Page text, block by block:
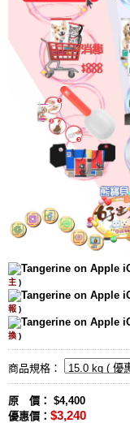
主 )
報 )
換 )
商品規格：
原 價： $4,400
優惠價： $3,240